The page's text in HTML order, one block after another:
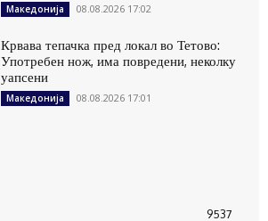
Македонија 08.08.2026 17:02
Крвава тепачка пред локал во Тетово:
Употребен нож, има повредени, неколку
уапсени
Македонија 08.08.2026 17:01
9537